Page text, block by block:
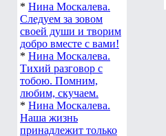
* Нина Москалева.
Следуем за зовом
своей души и творим
добро вместе с вами!
* Нина Москалева.
Тихий разговор с
тобою. Помним,
любим, скучаем.
* Нина Москалева.
Наша жизнь
принадлежит только